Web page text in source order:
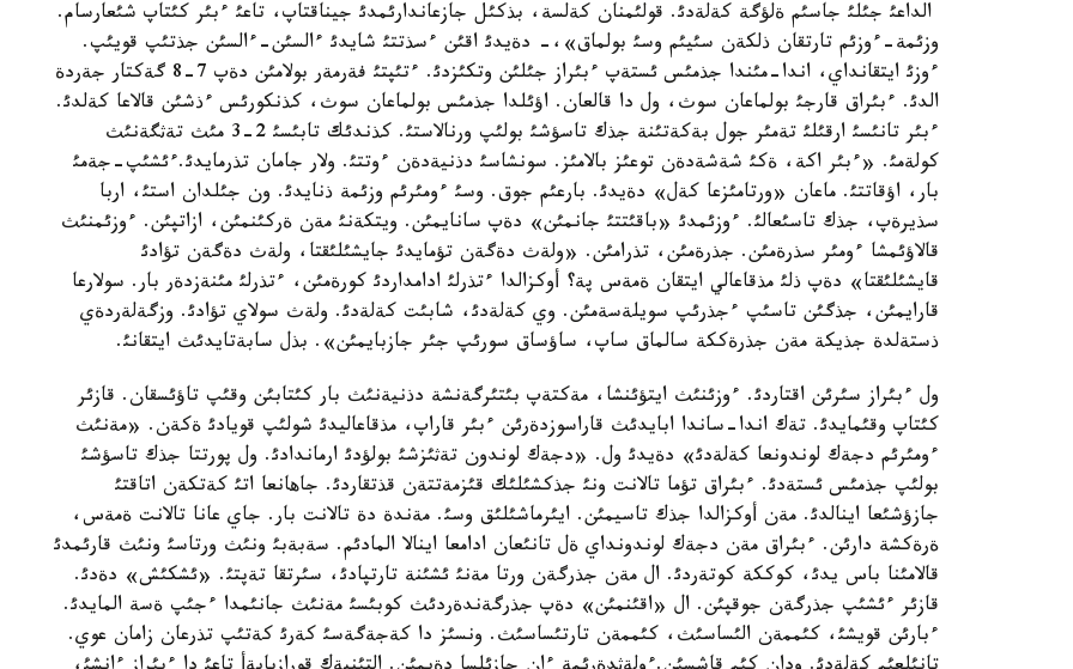
الداعئ جئلئ جاسئم ةلؤگة كةلةدئ. قولئمنان كةلسة، بذكئل جازعاندارئمدئ جيناقتاپ، تاعئ ءبئر كئتاپ شئعارسام.
وزئمة-ءوزئم تارتقان ذلكةن سئيئم وسئ بولماق»،- دةيدئ اقئن ءسذتتئ شايدئ ءالسئن-ءالسئن جذتئپ قويئپ.
ءوزئ ايتقانداي، اندا-مئندا جذمئس ئستةپ ءبئراز جئلئن وتكئزدئ. ءتئپتئ فةرمةر بولامئن دةپ 7-8 گةكتار جةردة
الدئ. ءبئراق قارجئ بولماعان سوث، ول دا قالعان. اؤئلدا جذمئس بولماعان سوث، كذنكورئس ءذشئن قالاعا كةلدئ.
ءبئر تانئسئ ارقئلئ تةمئر جول بةكةتئنة جذك تاسؤشئ بولئپ ورنالاستئ. كذندئك تابئسئ 2-3 مئث تةثگةنئث
كولةمئ. «ءبئر اكة، ةكئ شةشةدةن توعئز بالامئز. سونشاسئ دذنيةدةن ءوتتئ. ولار جامان تذرمايدئ.ءئشئپ-جةمئ
بار، اؤقاتتئ. ماعان «ورتامئزعا كةل» دةيدئ. بارعئم جوق. وسئ ءومئرئم وزئمة ذنايدئ. ون جئلدان استئ، اربا
سذيرةپ، جذك تاسئعالئ. ءوزئمدئ «باقئتتئ جانمئن» دةپ سانايمئن. ويتكةنئ مةن ةركئنمئن، ازاتپئن. ءوزئمنئث
قالاؤئمشا ءومئر سذرةمئن. جذرةمئن، تذرامئن. «ولةث دةگةن تؤمايدئ جايشئلئقتا، ولةث دةگةن تؤادئ
قايشئلئقتا» دةپ ذلئ مذقاعالي ايتقان ةمةس پة؟ أوكزالدا ءتذرلئ ادامداردئ كورةمئن، ءتذرلئ مئنةزدةر بار. سولارعا
قارايمئن، جذگئن تاسئپ ءجذرئپ سويلةسةمئن. وي كةلةدئ، شابئت كةلةدئ. ولةث سولاي تؤادئ. وزگةلةردةي
ذستةلدة جذيكة مةن جذرةككة سالماق ساپ، ساؤساق سورئپ جئر جازبايمئن». بذل سابةتايدئث ايتقانئ.
ول ءبئراز سئرئن اقتاردئ. ءوزئنئث ايتؤئنشا، مةكتةپ بئتئرگةنشة دذنيةنئث بار كئتابئن وقئپ تاؤئسقان. قازئر
كئتاپ وقئمايدئ. تةك اندا-ساندا ابايدئث قاراسوزدةرئن ءبئر قاراپ، مذقاعاليدئ شولئپ قويادئ ةكةن. «مةنئث
ءومئرئم دجةك لوندونعا كةلةدئ» دةيدئ ول. «دجةك لوندون تةثئزشئ بولؤدئ ارماندادئ. ول پورتتا جذك تاسؤشئ
بولئپ جذمئس ئستةدئ. ءبئراق تؤما تالانت ونئ جذكشئلئك قئزمةتتةن قذتقاردئ. جاهانعا اتئ كةتكةن اتاقتئ
جازؤشئعا اينالدئ. مةن أوكزالدا جذك تاسيمئن. ايئرماشئلئق وسئ. مةندة دة تالانت بار. جاي عانا تالانت ةمةس،
ةرةكشة دارئن. ءبئراق مةن دجةك لوندونداي ةل تانئعان ادامعا اينالا المادئم. سةبةبئ ونئث ورتاسئ ونئث قارئمدئ
قالامئنا باس يدئ، كوككة كوتةردئ. ال مةن جذرگةن ورتا مةنئ ئشئنة تارتپادئ، سئرتقا تةپتئ. «ئشكئش» دةدئ.
قازئر ءئشئپ جذرگةن جوقپئن. ال «اقئنمئن» دةپ جذرگةندةردئث كوبئسئ مةنئث جانئمدا ءجئپ ةسة المايدئ.
ءبارئن قويشئ، كئممةن الئساسئث، كئممةن تارتئساسئث. ونسئز دا كةجةگةسئ كةرئ كةتئپ تذرعان زامان عوي.